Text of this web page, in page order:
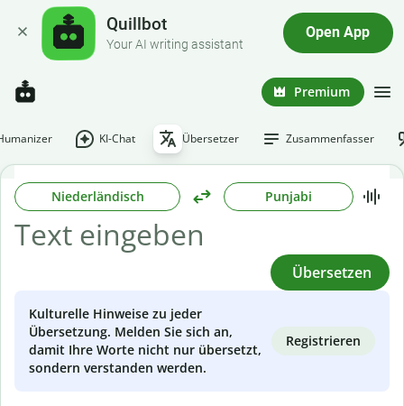
Quillbot
Your AI writing assistant
Open App
Premium
KI-Chat Übersetzer Zusammenfasser
Niederländisch Punjabi
Übersetzen
Kulturelle Hinweise zu jeder
Übersetzung. Melden Sie sich an,
damit Ihre Worte nicht nur übersetzt,
sondern verstanden werden.
Registrieren